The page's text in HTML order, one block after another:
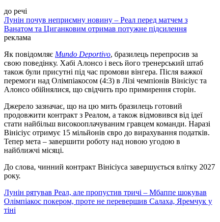
до речі
Лунін почув неприємну новину – Реал перед матчем з
Ванатом та Циганковим отримав потужне підсилення
реклама
Як повідомляє Mundo Deportivo, бразилець перепросив за
свою поведінку. Хабі Алонсо і весь його тренерський штаб
також були присутні під час промови вінгера. Після важкої
перемоги над Олімпіакосом (4:3) в Лізі чемпіонів Вінісіус та
Алонсо обійнялися, що свідчить про примирення сторін.
Джерело зазначає, що на цю мить бразилець готовий
продовжити контракт з Реалом, а також відмовився від ідеї
стати найбільш високооплачуваним гравцем команди. Наразі
Вінісіус отримує 15 мільйонів євро до вирахування податків.
Тепер мета – завершити роботу над новою угодою в
найближчі місяці.
До слова, чинний контракт Вінісіуса завершується влітку 2027
року.
Лунін рятував Реал, але пропустив тричі – Мбаппе шокував
Олімпіакос покером, проте не перевершив Салаха, Яремчук у
тіні